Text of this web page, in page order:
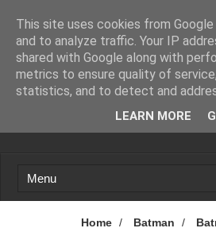
Loading...
Home / Batman /
This site uses cookies from
and to analyze traffic. Your IP
shared with Google along with
metrics to ensure quality of
statistics, and to detect and
LEARN MORE